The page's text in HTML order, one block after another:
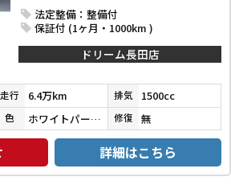
法定整備：整備付
保証付 (1ヶ月・1000km )
ドリーム長田店
走行 6.4万km 排気 1500cc
色 ホワイトパールクリスタルシャイン 修復 無
詳細はこちら